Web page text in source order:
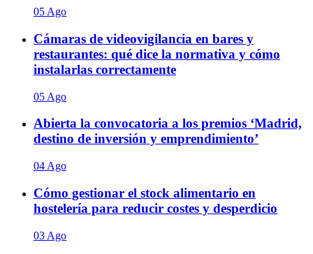
05 Ago
Cámaras de videovigilancia en bares y
restaurantes: qué dice la normativa y cómo
instalarlas correctamente
05 Ago
Abierta la convocatoria a los premios ‘Madrid,
destino de inversión y emprendimiento’
04 Ago
Cómo gestionar el stock alimentario en
hostelería para reducir costes y desperdicio
03 Ago